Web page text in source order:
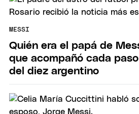
MESSI
Quién era el papá de
que acompañó cada
del diez argentino